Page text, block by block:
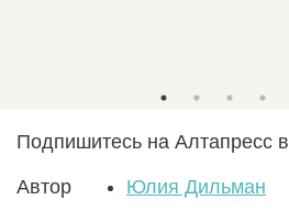
Подпишитесь на Алтапресс в
Автор Юлия Дильман